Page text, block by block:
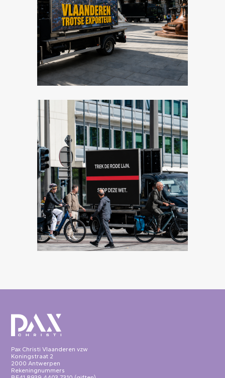
Image
Pax Christi Vlaanderen vzw
Koningstraat 2
2000 Antwerpen
Rekeningnummers